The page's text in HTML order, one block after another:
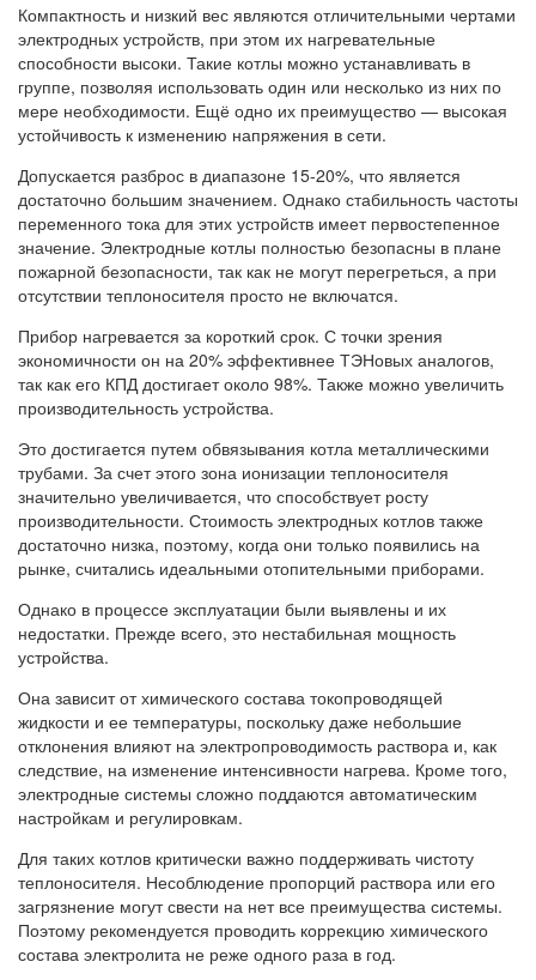
Компактность и низкий вес являются отличительными чертами
электродных устройств, при этом их нагревательные
способности высоки. Такие котлы можно устанавливать в
группе, позволяя использовать один или несколько из них по
мере необходимости. Ещё одно их преимущество — высокая
устойчивость к изменению напряжения в сети.
Допускается разброс в диапазоне 15-20%, что является
достаточно большим значением. Однако стабильность частоты
переменного тока для этих устройств имеет первостепенное
значение. Электродные котлы полностью безопасны в плане
пожарной безопасности, так как не могут перегреться, а при
отсутствии теплоносителя просто не включатся.
Прибор нагревается за короткий срок. С точки зрения
экономичности он на 20% эффективнее ТЭНовых аналогов,
так как его КПД достигает около 98%. Также можно увеличить
производительность устройства.
Это достигается путем обвязывания котла металлическими
трубами. За счет этого зона ионизации теплоносителя
значительно увеличивается, что способствует росту
производительности. Стоимость электродных котлов также
достаточно низка, поэтому, когда они только появились на
рынке, считались идеальными отопительными приборами.
Однако в процессе эксплуатации были выявлены и их
недостатки. Прежде всего, это нестабильная мощность
устройства.
Она зависит от химического состава токопроводящей
жидкости и ее температуры, поскольку даже небольшие
отклонения влияют на электропроводимость раствора и, как
следствие, на изменение интенсивности нагрева. Кроме того,
электродные системы сложно поддаются автоматическим
настройкам и регулировкам.
Для таких котлов критически важно поддерживать чистоту
теплоносителя. Несоблюдение пропорций раствора или его
загрязнение могут свести на нет все преимущества системы.
Поэтому рекомендуется проводить коррекцию химического
состава электролита не реже одного раза в год.